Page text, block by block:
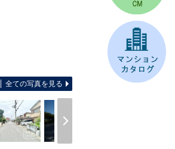
全ての写真を見る